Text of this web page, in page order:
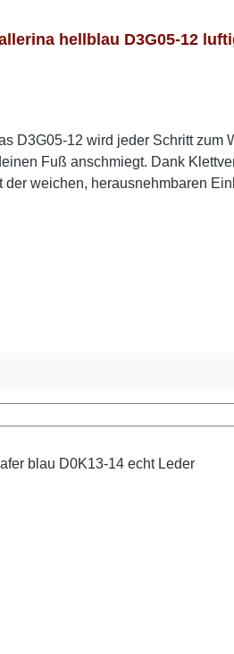
hellblau D3G05-12
D3G05-12 wird jeder Schritt
Fuß anschmiegt. Dank
weichen, herausnehmbaren